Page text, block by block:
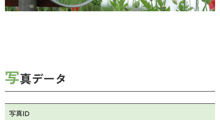
写真データ
写真ID